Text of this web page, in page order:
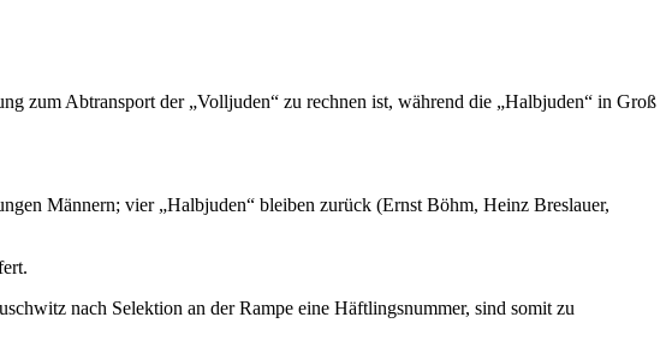
zum Abtransport der „Volljuden“ zu rechnen ist, während die „Halbjuden“ in Groß
Männern; vier „Halbjuden“ bleiben zurück (Ernst Böhm, Heinz Breslauer,
nach Selektion an der Rampe eine Häftlingsnummer, sind somit zu